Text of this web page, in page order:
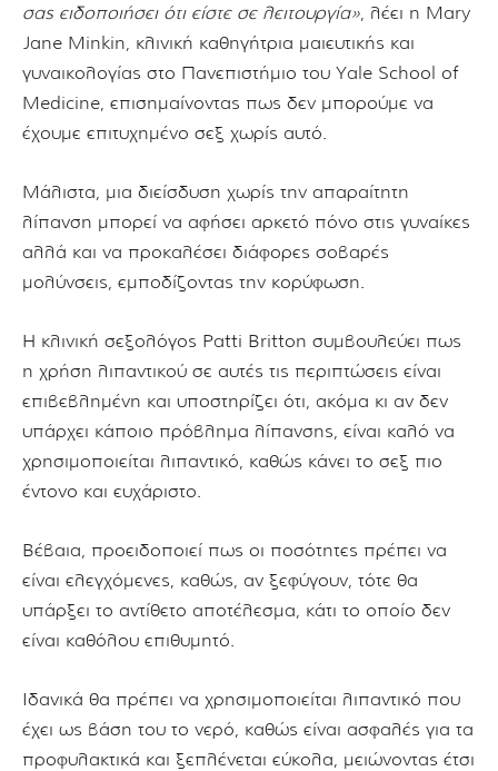
σας ειδοποιήσει ότι είστε σε λειτουργία» , λέει η Mary
Jane Minkin, κλινική καθηγήτρια μαιευτικής και
γυναικολογίας στο Πανεπιστήμιο του Yale School of
Medicine, επισημαίνοντας πως δεν μπορούμε να
έχουμε επιτυχημένο σεξ χωρίς αυτό.
Μάλιστα, μια διείσδυση χωρίς την απαραίτητη
λίπανση μπορεί να αφήσει αρκετό πόνο στις γυναίκες
αλλά και να προκαλέσει διάφορες σοβαρές
μολύνσεις, εμποδίζοντας την κορύφωση.
Η κλινική σεξολόγος Patti Britton συμβουλεύει πως
η χρήση λιπαντικού σε αυτές τις περιπτώσεις είναι
επιβεβλημένη και υποστηρίζει ότι, ακόμα κι αν δεν
υπάρχει κάποιο πρόβλημα λίπανσης, είναι καλό να
χρησιμοποιείται λιπαντικό, καθώς κάνει το σεξ πιο
έντονο και ευχάριστο.
Βέβαια, προειδοποιεί πως οι ποσότητες πρέπει να
είναι ελεγχόμενες, καθώς, αν ξεφύγουν, τότε θα
υπάρξει το αντίθετο αποτέλεσμα, κάτι το οποίο δεν
είναι καθόλου επιθυμητό.
Ιδανικά θα πρέπει να χρησιμοποιείται λιπαντικό που
έχει ως βάση του το νερό, καθώς είναι ασφαλές για τα
προφυλακτικά και ξεπλένεται εύκολα, μειώνοντας έτσι